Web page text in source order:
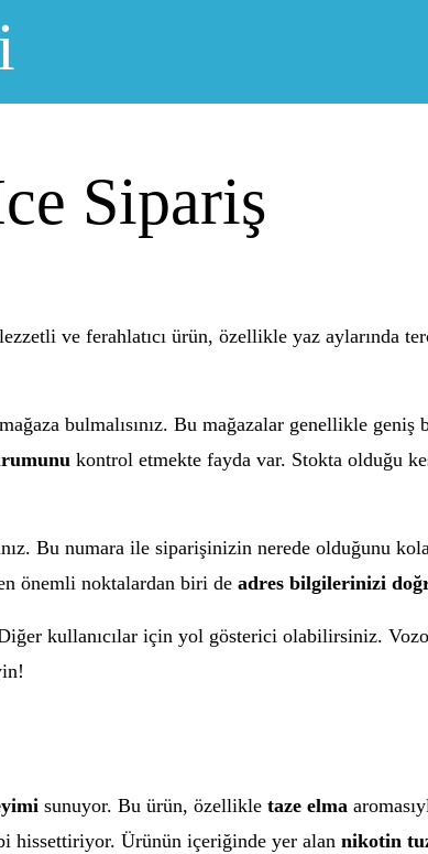
Sipariş
ve ferahlatıcı ürün, özellikle yaz aylarında
bulmalısınız. Bu mağazalar genellikle geniş
kontrol etmekte fayda var. Stokta olduğu
Bu numara ile siparişinizin nerede olduğunu
önemli noktalardan biri de adres bilgilerinizi
kullanıcılar için yol gösterici olabilirsiniz.
sunuyor. Bu ürün, özellikle taze elma
hissettiriyor. Ürünün içeriğinde yer alan nikotin